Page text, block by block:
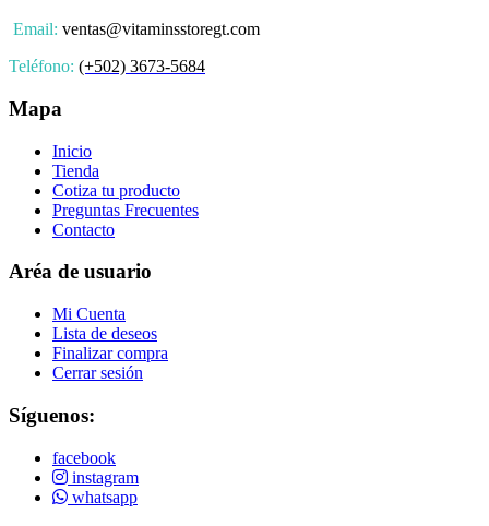
Email: ventas@vitaminsstoregt.com
Teléfono: (+502) 3673-5684
Mapa
Inicio
Tienda
Cotiza tu producto
Preguntas Frecuentes
Contacto
Aréa de usuario
Mi Cuenta
Lista de deseos
Finalizar compra
Cerrar sesión
Síguenos:
facebook
instagram
whatsapp